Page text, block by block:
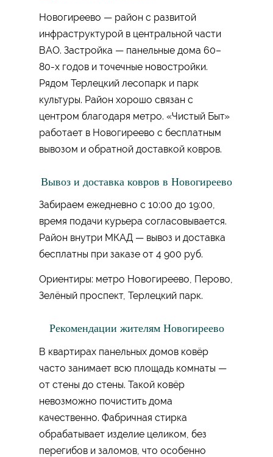
Новогиреево — район с развитой
инфраструктурой в центральной части
ВАО. Застройка — панельные дома 60–
80-х годов и точечные новостройки.
Рядом Терлецкий лесопарк и парк
культуры. Район хорошо связан с
центром благодаря метро. «Чистый Быт»
работает в Новогиреево с бесплатным
вывозом и обратной доставкой ковров.
Вывоз и доставка ковров в Новогиреево
Забираем ежедневно с 10:00 до 19:00,
время подачи курьера согласовывается.
Район внутри МКАД — вывоз и доставка
бесплатны при заказе от 4 900 руб.
Ориентиры: метро Новогиреево, Перово,
Зелёный проспект, Терлецкий парк.
Рекомендации жителям Новогиреево
В квартирах панельных домов ковёр
часто занимает всю площадь комнаты —
от стены до стены. Такой ковёр
невозможно почистить дома
качественно. Фабричная стирка
обрабатывает изделие целиком, без
перегибов и заломов, что особенно